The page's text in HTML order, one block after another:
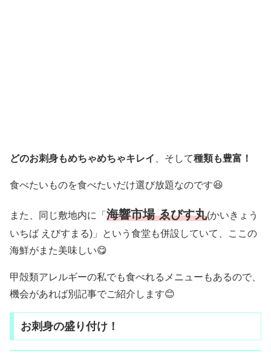
どのお刺身もめちゃめちゃキレイ 、そして種類も豊富！
食べたいものを食べたいだけ選び放題なのです😆
また、同じ敷地内に「 海響市場 ゑびす丸(かいきょう
いちば えびすまる)」という食堂も併設していて、ここの
海鮮がまた美味しい😋
甲殻類アレルギーの私でも食べれるメニューもあるので、
機会があれば別記事でご紹介します😊
お刺身の盛り付け！